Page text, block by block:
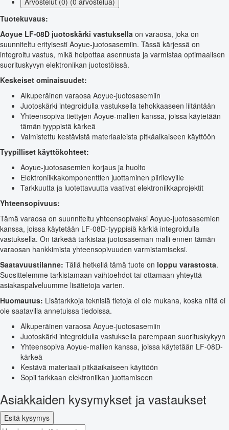
Tuotekuvaus:
Aoyue LF-08D juotoskärki vastuksella on varaosa, joka on
suunniteltu erityisesti Aoyue-juotosasemiin. Tässä kärjessä on
integroitu vastus, mikä helpottaa asennusta ja varmistaa optimaalisen
suorituskyvyn elektroniikan juotostöissä.
Keskeiset ominaisuudet:
Alkuperäinen varaosa Aoyue-juotosasemiin
Juotoskärki integroidulla vastuksella tehokkaaseen liitäntään
Yhteensopiva tiettyjen Aoyue-mallien kanssa, joissa käytetään
tämän tyyppistä kärkeä
Valmistettu kestävistä materiaaleista pitkäaikaiseen käyttöön
Tyypilliset käyttökohteet:
Aoyue-juotosasemien korjaus ja huolto
Elektroniikkakomponenttien juottaminen piirilevyille
Tarkkuutta ja luotettavuutta vaativat elektroniikkaprojektit
Yhteensopivuus:
Tämä varaosa on suunniteltu yhteensopivaksi Aoyue-juotosasemien
kanssa, joissa käytetään LF-08D-tyyppisiä kärkiä integroidulla
vastuksella. On tärkeää tarkistaa juotosaseman malli ennen tämän
varaosan hankkimista yhteensopivuuden varmistamiseksi.
Saatavuustilanne: Tällä hetkellä tämä tuote on loppu varastosta.
Suosittelemme tarkistamaan vaihtoehdot tai ottamaan yhteyttä
asiakaspalveluumme lisätietoja varten.
Huomautus: Lisätarkkoja teknisiä tietoja ei ole mukana, koska niitä ei
ole saatavilla annetuissa tiedoissa.
Alkuperäinen varaosa Aoyue-juotosasemiin
Juotoskärki integroidulla vastuksella parempaan suorituskykyyn
Yhteensopiva Aoyue-mallien kanssa, joissa käytetään LF-08D-
kärkeä
Kestävä materiaali pitkäaikaiseen käyttöön
Sopii tarkkaan elektroniikan juottamiseen
Asiakkaiden kysymykset ja vastaukset
Esitä kysymys